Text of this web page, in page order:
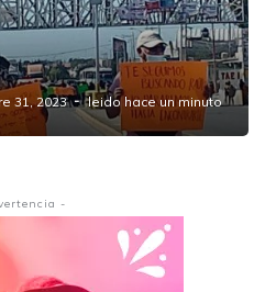
bloquean carretera
de Guillermo Raúl
López Escobedo
31, 2023 leido hace un minuto
-